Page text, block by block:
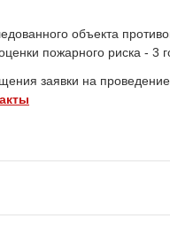
объекта
пожарного риска - 3
заявки на проведение